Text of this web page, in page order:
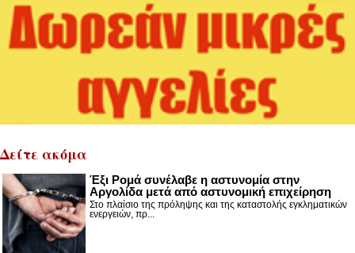
Δείτε ακόμα
Έξι Ρομά συνέλαβε η αστυνομία στην
Αργολίδα μετά από αστυνομική επιχείρηση
Στο πλαίσιο της πρόληψης και της καταστολής εγκληματικών
ενεργειών, πρ...